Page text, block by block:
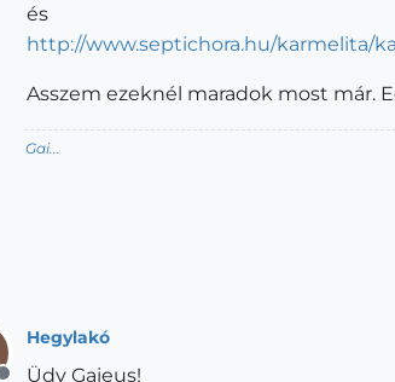
és
http://www.septichora.hu/karmelita/
Asszem ezeknél maradok most már.
Gai...
Hegylakó
Üdv Gaieus!